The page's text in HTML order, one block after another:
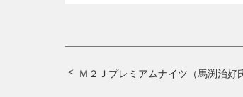
Ｍ２Ｊプレミアムナイツ（馬渕治